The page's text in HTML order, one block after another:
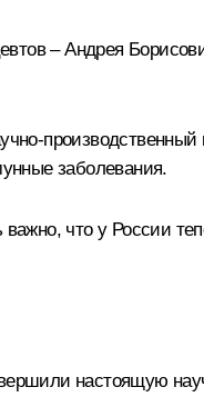
– Андрея
заболевания.
что у России
настоящую